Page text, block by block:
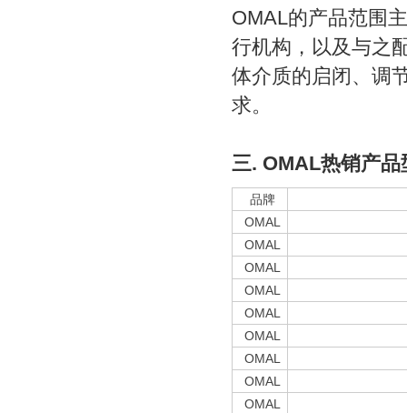
OMAL的产品范围
行机构，以及与之
体介质的启闭、调
求。
三. OMAL热销产品
品牌
OMAL
OMAL
OMAL
OMAL
OMAL
OMAL
OMAL
OMAL
OMAL